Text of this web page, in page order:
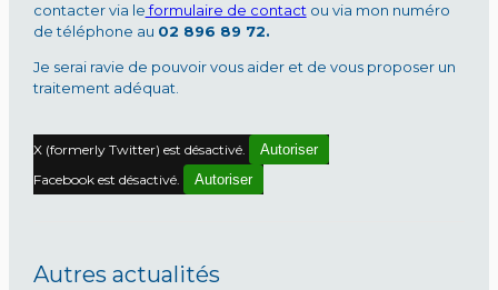
contacter via leformulaire de contact ou via mon numéro
de téléphone au 02 896 89 72.
Je serai ravie de pouvoir vous aider et de vous proposer un
traitement adéquat.
X (formerly Twitter) est désactivé.
Autoriser
Facebook est désactivé.
Autoriser
Autres actualités